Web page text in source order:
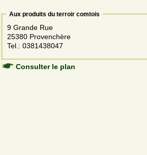
Aux produits du terroir comtois
9 Grande Rue
25380 Provenchère
Tel.: 0381438047
Consulter le plan